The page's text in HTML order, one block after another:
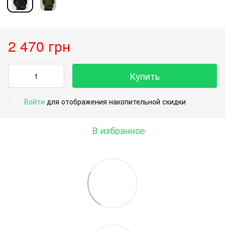
2 470 грн
Купить
Войти для отображения накопительной скидки
В избранное